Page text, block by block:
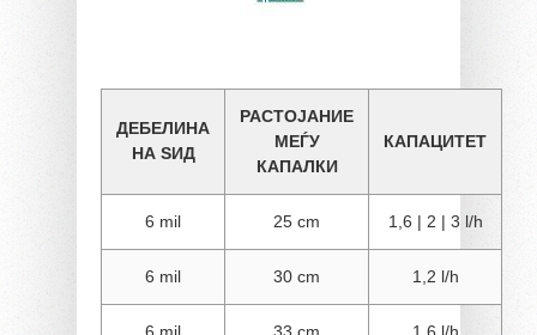
ДЕБЕЛИНА
НА ЅИД
РАСТОЈАНИЕ
МЕЃУ
КАПАЛКИ
КАПАЦИТЕТ
6 mil 25 cm 1,6 | 2 | 3 l/h
6 mil 30 cm 1,2 l/h